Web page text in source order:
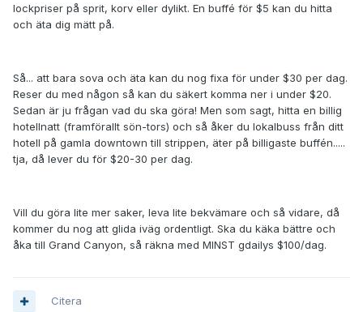
lockpriser på sprit, korv eller dylikt. En buffé för $5 kan du hitta
och äta dig mätt på.
Så... att bara sova och äta kan du nog fixa för under $30 per dag.
Reser du med någon så kan du säkert komma ner i under $20.
Sedan är ju frågan vad du ska göra! Men som sagt, hitta en billig
hotellnatt (framförallt sön-tors) och så åker du lokalbuss från ditt
hotell på gamla downtown till strippen, äter på billigaste buffén.....
tja, då lever du för $20-30 per dag.
Vill du göra lite mer saker, leva lite bekvämare och så vidare, då
kommer du nog att glida iväg ordentligt. Ska du käka bättre och
åka till Grand Canyon, så räkna med MINST gdailys $100/dag.
Citera